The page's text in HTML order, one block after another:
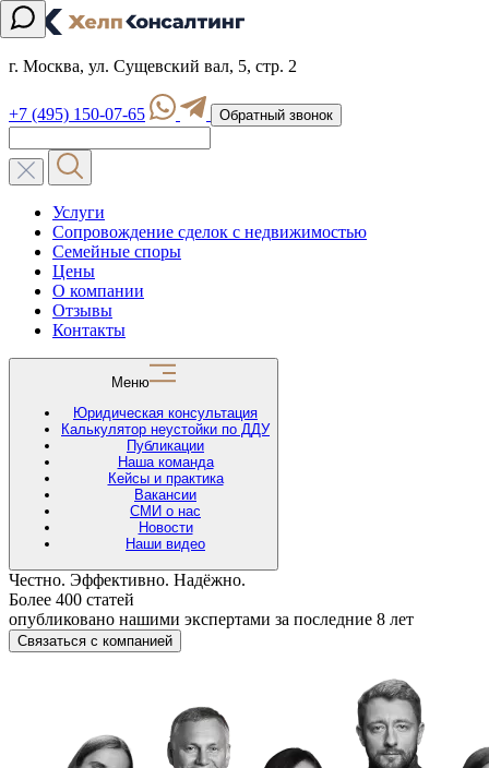
г. Москва, ул. Сущевский вал, 5, стр. 2
+7 (495) 150-07-65 Обратный звонок
Услуги
Сопровождение сделок с недвижимостью
Семейные споры
Цены
О компании
Отзывы
Контакты
Меню
Юридическая консультация
Калькулятор неустойки по ДДУ
Публикации
Наша команда
Кейсы и практика
Вакансии
СМИ о нас
Новости
Наши видео
Честно. Эффективно. Надёжно.
Более 400 статей
опубликовано нашими экспертами за последние 8 лет
Связаться с компанией